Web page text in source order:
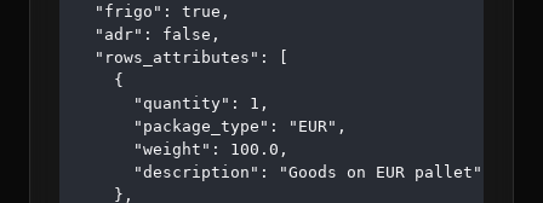
  "frigo": true,
  "adr": false,
  "rows_attributes": [
    {
      "quantity": 1,
      "package_type": "EUR",
      "weight": 100.0,
      "description": "Goods on EUR pallet"
    },